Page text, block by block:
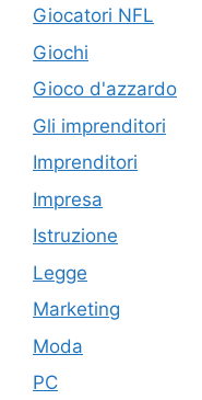
Giocatori NFL
Giochi
Gioco d'azzardo
Gli imprenditori
Imprenditori
Impresa
Istruzione
Legge
Marketing
Moda
PC